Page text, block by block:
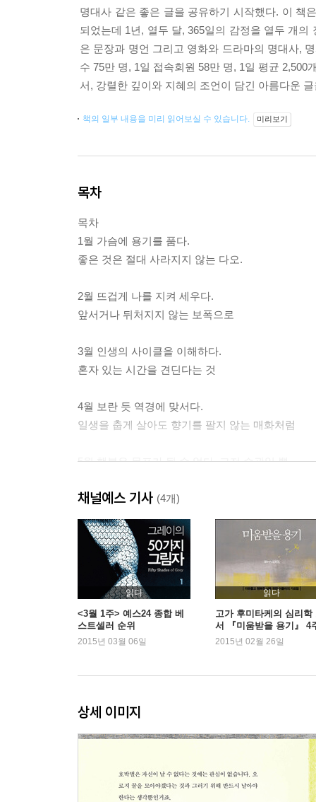
명대사 같은 좋은 글을 공유하기 시작했다. 이 책
되었는데 1년, 열두 달, 365일의 감정을 열두 개
은 문장과 명언 그리고 영화와 드라마의 명대사,
수 75만 명, 1일 접속회원 58만 명, 1일 평균 2,500
서, 강렬한 깊이와 지혜의 조언이 담긴 아름다운
책의 일부 내용을 미리 읽어보실 수 있습니다. 미리보기
목차
목차
1월 가슴에 용기를 품다.
좋은 것은 절대 사라지지 않는 다오.
2월 뜨겁게 나를 지켜 세우다.
앞서거나 뒤처지지 않는 보폭으로
3월 인생의 사이클을 이해하다.
혼자 있는 시간을 견딘다는 것
4월 보란 듯 역경에 맞서다.
일생을 춥게 살아도 향기를 팔지 않는 매화처럼
5월 행복은 목표가 될 수 없다. 그저 습관일 뿐
6월 계속 찾으라. 타협하지 말라.
비 좀 맞으면 어때 햇볕에 말리면 되지
7월 순간을 영원처럼 즐기다.
아지랑이 몽롱한 한나절, 늘어지게 낮잠 자면 좋겠
8월 마지막 한 걸음까지 내딛다.
정말 잘했어요. 역시 당신이네요.
10월 타인의 시선에서 자유로운 사람이 되다.
나는 신발이 없다고 울적해 했네, 거리에 발이 없
11월 나의 존재는 우연이 아니다.
채널예스 기사 (4개)
읽다
<3월 1주> 예스24 종합 베
스트셀러 순위
2015년 03월 06일
읽다
고가 후미타케의 심리학
서 『미움받을 용기』 4
연속 1위
2015년 02월 26일
상세 이미지